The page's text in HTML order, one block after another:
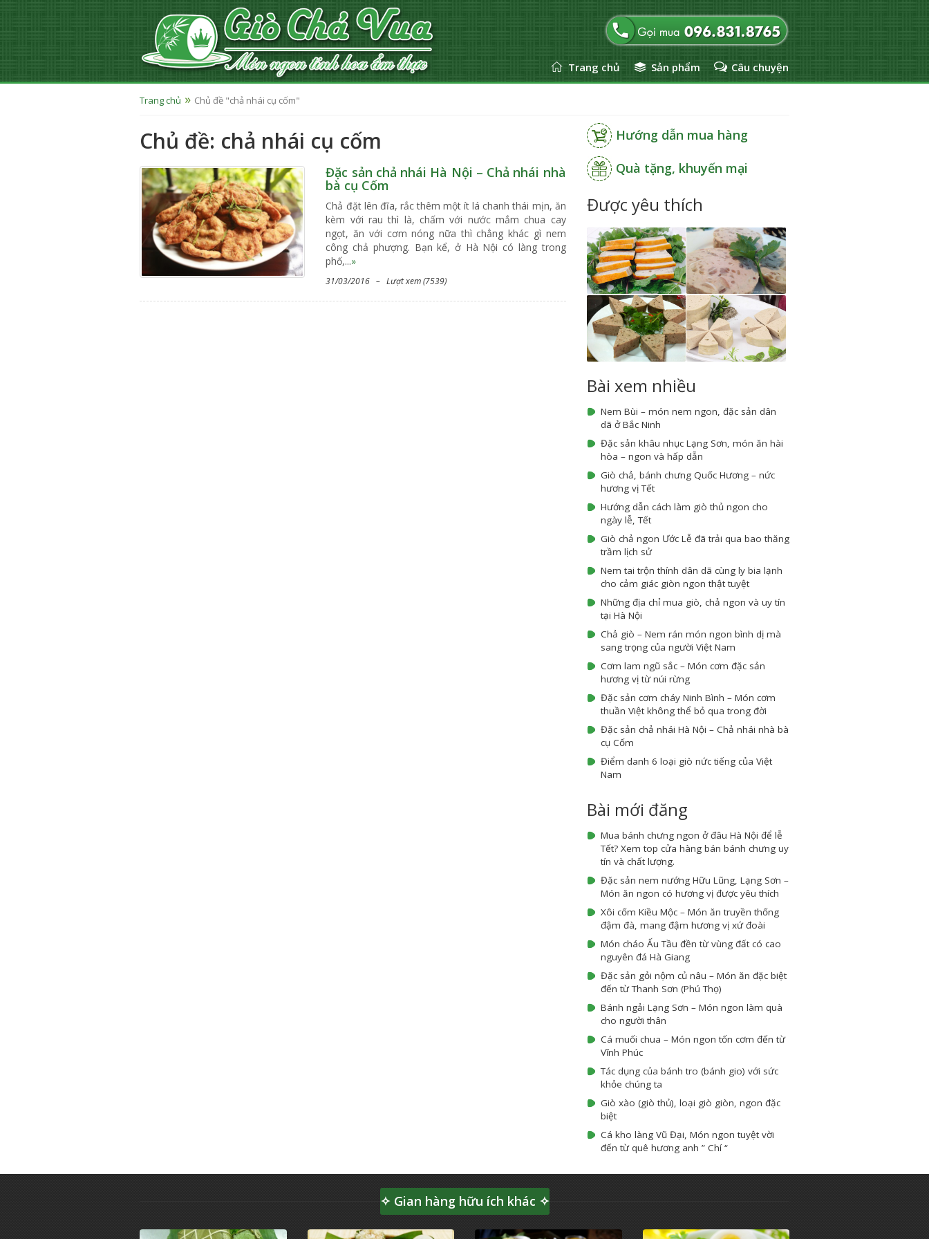
Trang chủ Sản phẩm Câu chuyện
Trang chủ Chủ đề "chả nhái cụ cốm"
Chủ đề: chả nhái cụ cốm
Đặc sản chả nhái Hà Nội – Chả nhái nhà
bà cụ Cốm
Chả đặt lên đĩa, rắc thêm một ít lá chanh thái mịn, ăn
kèm với rau thì là, chấm với nước mắm chua cay
ngọt, ăn với cơm nóng nữa thì chẳng khác gì nem
công chả phượng. Bạn kể, ở Hà Nội có làng trong
phố,...»
31/03/2016 – Lượt xem (7539)
Hướng dẫn mua hàng
Quà tặng, khuyến mại
Được yêu thích
Bài xem nhiều
Nem Bùi – món nem ngon, đặc sản dân
dã ở Bắc Ninh
Đặc sản khâu nhục Lạng Sơn, món ăn hài
hòa – ngon và hấp dẫn
Giò chả, bánh chưng Quốc Hương – nức
hương vị Tết
Hướng dẫn cách làm giò thủ ngon cho
ngày lễ, Tết
Giò chả ngon Ước Lễ đã trải qua bao thăng
trầm lịch sử
Nem tai trộn thính dân dã cùng ly bia lạnh
cho cảm giác giòn ngon thật tuyệt
Những địa chỉ mua giò, chả ngon và uy tín
tại Hà Nội
Chả giò – Nem rán món ngon bình dị mà
sang trọng của người Việt Nam
Cơm lam ngũ sắc – Món cơm đặc sản
hương vị từ núi rừng
Đặc sản cơm cháy Ninh Bình – Món cơm
thuần Việt không thể bỏ qua trong đời
Đặc sản chả nhái Hà Nội – Chả nhái nhà bà
cụ Cốm
Điểm danh 6 loại giò nức tiếng của Việt
Nam
Bài mới đăng
Mua bánh chưng ngon ở đâu Hà Nội để lễ
Tết? Xem top cửa hàng bán bánh chưng uy
tín và chất lượng.
Đặc sản nem nướng Hữu Lũng, Lạng Sơn –
Món ăn ngon có hương vị được yêu thích
Xôi cốm Kiều Mộc – Món ăn truyền thống
đậm đà, mang đậm hương vị xứ đoài
Món cháo Ấu Tầu đền từ vùng đất có cao
nguyên đá Hà Giang
Đặc sản gỏi nộm củ nâu – Món ăn đặc biệt
đến từ Thanh Sơn (Phú Thọ)
Bánh ngải Lạng Sơn – Món ngon làm quà
cho người thân
Cá muối chua – Món ngon tốn cơm đến từ
Vĩnh Phúc
Tác dụng của bánh tro (bánh gio) với sức
khỏe chúng ta
Giò xào (giò thủ), loại giò giòn, ngon đặc
biệt
Cá kho làng Vũ Đại, Món ngon tuyệt vời
đến từ quê hương anh ” Chí “
✧ Gian hàng hữu ích khác ✧